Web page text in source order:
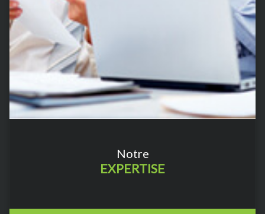
Notre
EXPERTISE